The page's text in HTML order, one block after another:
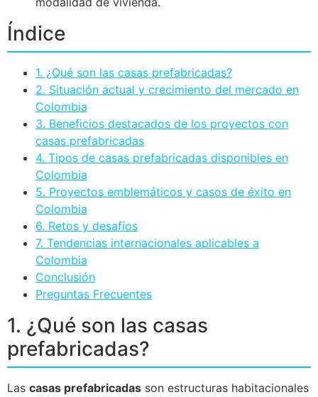
Índice
1. ¿Qué son las casas prefabricadas?
2. Situación actual y crecimiento del mercado en
Colombia
3. Beneficios destacados de los proyectos con
casas prefabricadas
4. Tipos de casas prefabricadas disponibles en
Colombia
5. Proyectos emblemáticos y casos de éxito en
Colombia
6. Retos y desafíos
7. Tendencias internacionales aplicables a
Colombia
Conclusión
Preguntas Frecuentes
1. ¿Qué son las casas
prefabricadas?
Las casas prefabricadas son estructuras habitacionales